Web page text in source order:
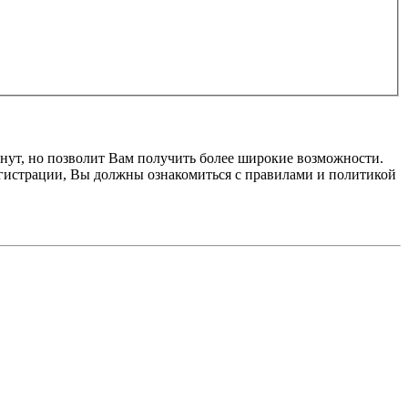
но позволит Вам получить более широкие возможности.
Вы должны ознакомиться с правилами и политикой